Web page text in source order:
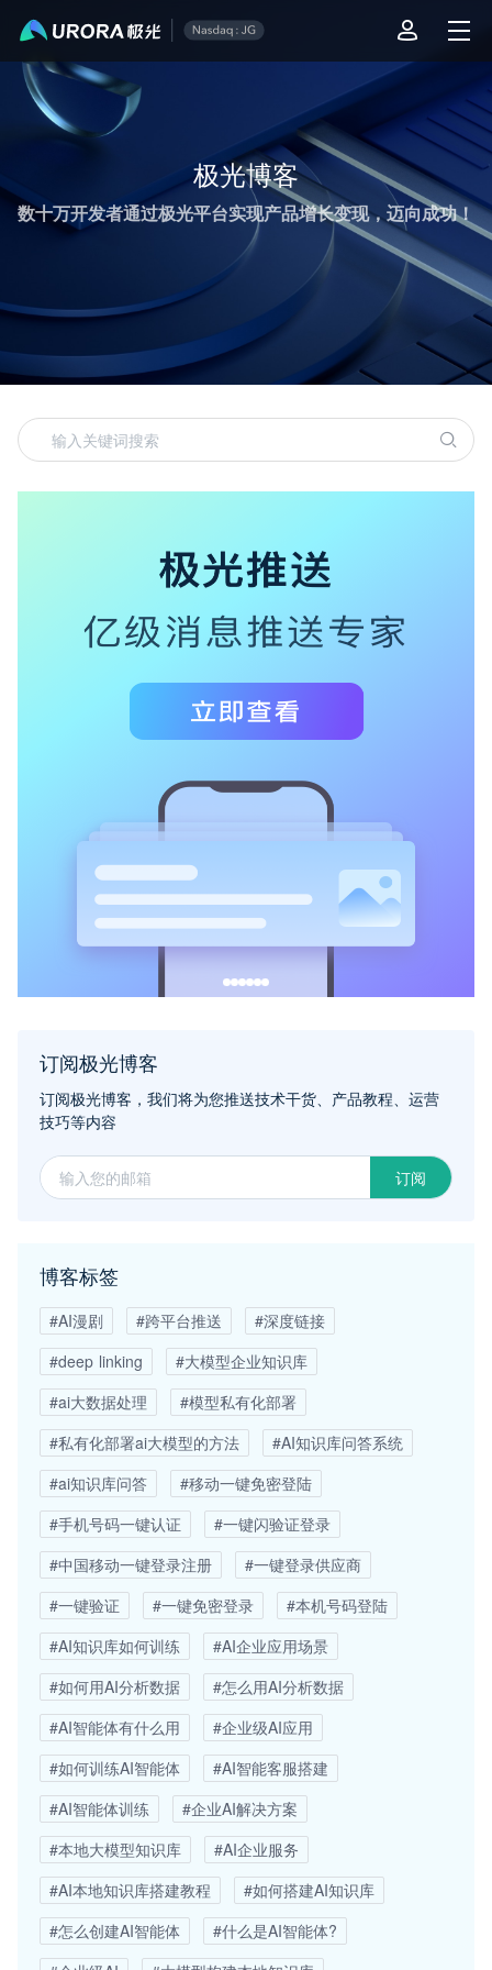
极光博客
数十万开发者通过极光平台实现产品增长变现，迈向成功！
订阅极光博客
订阅极光博客，我们将为您推送技术干货、产品教程、运营
技巧等内容
订阅
博客标签
#AI漫剧 #跨平台推送
#深度链接
#deep linking
#大模型企业知识库
#ai大数据处理
#模型私有化部署
#私有化部署ai大模型的方法
#AI知识库问答系统
#ai知识库问答
#移动一键免密登陆
#手机号码一键认证
#一键闪验证登录
#中国移动一键登录注册
#一键登录供应商
#一键验证
#一键免密登录
#本机号码登陆
#AI知识库如何训练
#AI企业应用场景
#如何用AI分析数据
#怎么用AI分析数据
#AI智能体有什么用
#企业级AI应用
#如何训练AI智能体
#AI智能客服搭建
#AI智能体训练
#企业AI解决方案
#本地大模型知识库
#AI企业服务
#AI本地知识库搭建教程
#如何搭建AI知识库
#怎么创建AI智能体
#什么是AI智能体?